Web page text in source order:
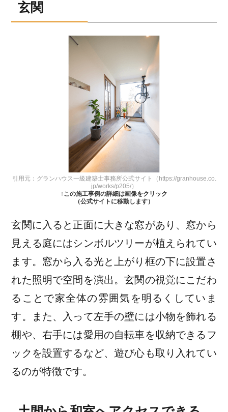
玄関
引用元：グランハウス一級建築士事務所公式サイト（https://granhouse.co.
jp/works/p205/）
↑この施工事例の詳細は画像をクリック
（公式サイトに移動します）
玄関に入ると正面に大きな窓があり、窓から
見える庭にはシンボルツリーが植えられてい
ます。窓から入る光と上がり框の下に設置さ
れた照明で空間を演出。玄関の視覚にこだわ
ることで家全体の雰囲気を明るくしていま
す。また、入って左手の壁には小物を飾れる
棚や、右手には愛用の自転車を収納できるフ
ックを設置するなど、遊び心も取り入れてい
るのが特徴です。